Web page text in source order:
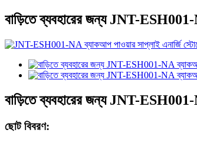
বাড়িতে ব্যবহারের জন্য JNT-ESH001-
বাড়িতে ব্যবহারের জন্য JNT-ESH001-
ছোট বিবরণ: